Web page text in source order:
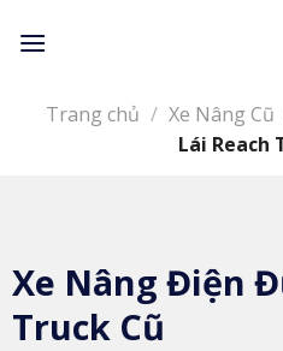
Trang chủ / Xe Nâng Cũ
Lái Reach
Xe Nâng Điện
Truck Cũ